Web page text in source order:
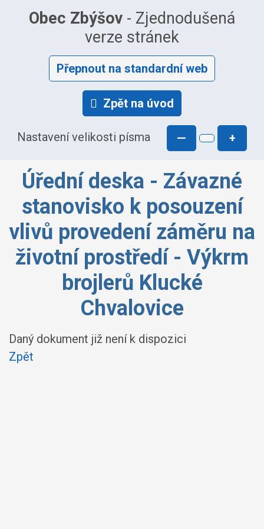
Obec Zbýšov - Zjednodušená
verze stránek
Přepnout na standardní web
Zpět na úvod
Nastavení velikosti písma — +
Úřední deska - Závazné
stanovisko k posouzení
vlivů provedení záměru na
životní prostředí - Výkrm
brojlerů Klucké
Chvalovice
Daný dokument již není k dispozici
Zpět